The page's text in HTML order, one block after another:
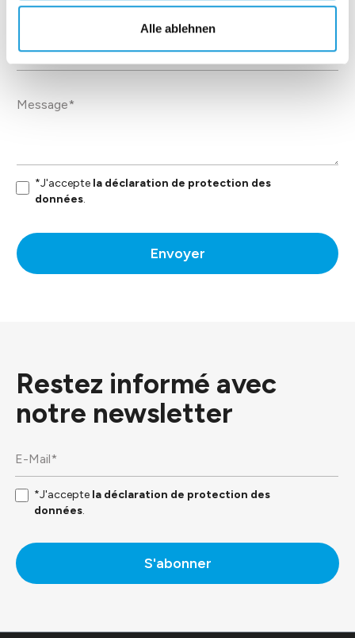
Alle ablehnen
*J'accepte la déclaration de protection des
données.
Envoyer
Restez informé avec
notre newsletter
*J'accepte la déclaration de protection des
données.
S'abonner